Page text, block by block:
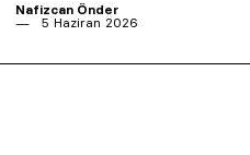
Nafizcan Önder
5 Haziran 2026